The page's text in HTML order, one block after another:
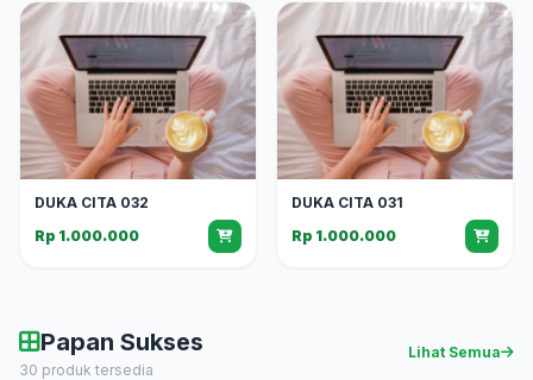
DUKA CITA 032
Rp 1.000.000
DUKA CITA 031
Rp 1.000.000
Papan Sukses
30 produk tersedia
Lihat Semua